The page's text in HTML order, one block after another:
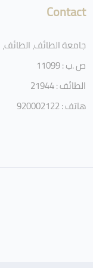
Contact
جامعة الطائف،
ص .ب : 11099
الطائف : 21944
هاتف : 920002122